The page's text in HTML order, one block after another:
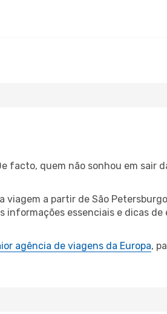
facto, quem não sonhou em sair
a partir de São
informações essenciais e dicas
agência de viagens da Europa,